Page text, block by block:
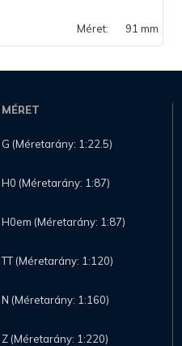
Méret: 91 mm
MÉRET
G (Méretarány: 1:22.5)
H0 (Méretarány: 1:87)
H0em (Méretarány: 1:87)
TT (Méretarány: 1:120)
N (Méretarány: 1:160)
Z (Méretarány: 1:220)